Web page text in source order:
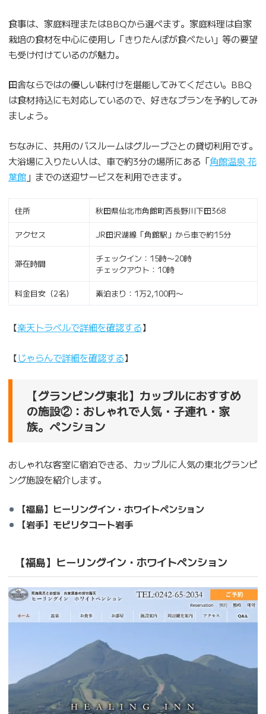
食事は、家庭料理またはBBQから選べます。家庭料理は自家
栽培の食材を中心に使用し「きりたんぽが食べたい」等の要望
も受け付けているのが魅力。
田舎ならではの優しい味付けを堪能してみてください。BBQ
は食材持込にも対応しているので、好きなプランを予約してみ
ましょう。
ちなみに、共用のバスルームはグループごとの貸切利用です。
大浴場に入りたい人は、車で約3分の場所にある「角館温泉 花
葉館」までの送迎サービスを利用できます。
住所 秋田県仙北市角館町西長野川下田368
アクセス JR田沢湖線「角館駅」から車で約15分
滞在時間
チェックイン：15時〜20時
チェックアウト：10時
料金目安（2名） 素泊まり：1万2,100円〜
【楽天トラベルで詳細を確認する】
【じゃらんで詳細を確認する】
【グランピング東北】カップルにおすすめ
の施設②：おしゃれで人気・子連れ・家
族。ペンション
おしゃれな客室に宿泊できる、カップルに人気の東北グランピ
ング施設を紹介します。
【福島】ヒーリングイン・ホワイトペンション
【岩手】モビリタコート岩手
【福島】ヒーリングイン・ホワイトペンション